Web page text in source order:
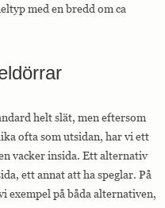
med en bredd om ca
helt slät, men eftersom
ofta som utsidan, har vi ett
vacker insida. Ett alternativ
ett annat att ha speglar. På
exempel på båda alternativen,